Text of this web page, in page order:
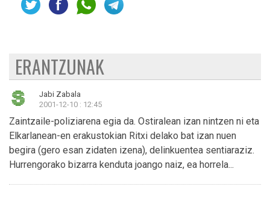
ERANTZUNAK
Jabi Zabala
2001-12-10 : 12:45
Zaintzaile-poliziarena egia da. Ostiralean izan nintzen ni eta
Elkarlanean-en erakustokian Ritxi delako bat izan nuen
begira (gero esan zidaten izena), delinkuentea sentiaraziz.
Hurrengorako bizarra kenduta joango naiz, ea horrela...